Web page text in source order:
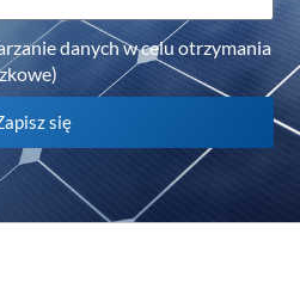
danych w celu otrzymania
się